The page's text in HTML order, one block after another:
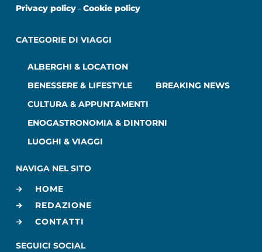
Privacy policy– Cookie policy
CATEGORIE DI VIAGGI
ALBERGHI & LOCATION
BENESSERE & LIFESTYLE
BREAKING NEWS
CULTURA & APPUNTAMENTI
ENOGASTRONOMIA & DINTORNI
LUOGHI & VIAGGI
NAVIGA NEL SITO
HOME
REDAZIONE
CONTATTI
SEGUICI SOCIAL